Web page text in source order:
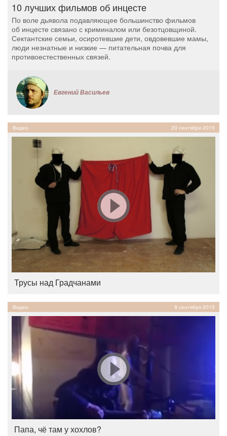
10 лучших фильмов об инцесте
По воле дьявола подавляющее большинство фильмов
об инцесте связано с криминалом или безотцовщиной.
Сектантские семьи, осиротевшие дети, овдовевшие мамы,
люди незнатные и низкие — питательная почва для
противоестественных связей.
Евгений Васильев
Видео 20 сентября 2015
Трусы над Градчанами
Видео 9 сентября 2015
Папа, чё там у хохлов?